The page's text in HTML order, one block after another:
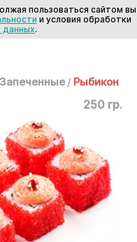
Запеченные / Рыбикон
250 гр.
пользоваться сайтом вы
и условия обработки
данных.